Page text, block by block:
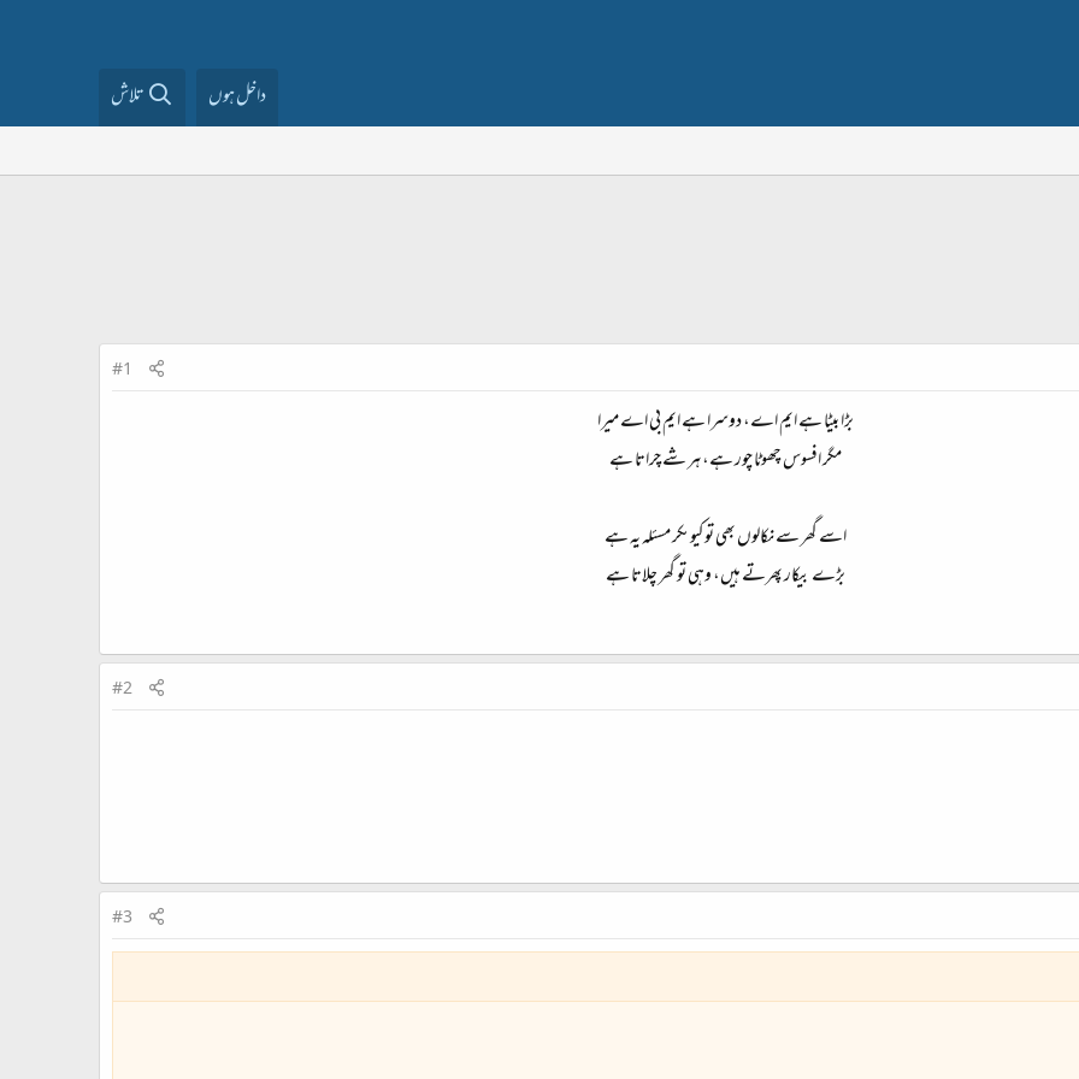
داخل ہوں تلاش
#1
بڑا بیٹا ہے ایم اے، دوسرا ہے ایم بی اے میرا​
مگر افسوس چھوٹا چور ہے، ہر شے چراتا ہے​
اسے گھر سے نکالوں بھی تو کیوںکر مسئلہ یہ ہے​
بڑے بیکار پھرتے ہیں، وہی تو گھر چلاتا ہے​
#2
#3